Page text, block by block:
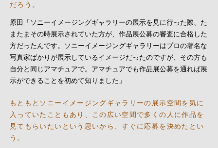
だろう。
原田「ソニーイメージングギャラリーの展示を見に行った際、た
またまその時展示されていた方が、作品展公募の審査に合格した
方だったんです。ソニーイメージングギャラリーはプロの著名な
写真家ばかりが展示しているイメージだったのですが、その方も
自分と同じアマチュアで。アマチュアでも作品展公募を通れば展
示ができることを初めて知りました」
もともとソニーイメージングギャラリーの展示空間を気に
入っていたこともあり、この広い空間で多くの人に作品を
見てもらいたいという思いから、すぐに応募を決めたとい
う。